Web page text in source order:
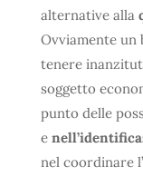
alternative alla
Ovviamente un
tenere
soggetto
punto delle
e
nel coordinare